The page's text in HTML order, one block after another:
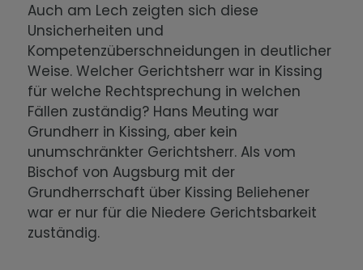
Auch am Lech zeigten sich diese
Unsicherheiten und
Kompetenzüberschneidungen in deutlicher
Weise. Welcher Gerichtsherr war in Kissing
für welche Rechtsprechung in welchen
Fällen zuständig? Hans Meuting war
Grundherr in Kissing, aber kein
unumschränkter Gerichtsherr. Als vom
Bischof von Augsburg mit der
Grundherrschaft über Kissing Beliehener
war er nur für die Niedere Gerichtsbarkeit
zuständig.